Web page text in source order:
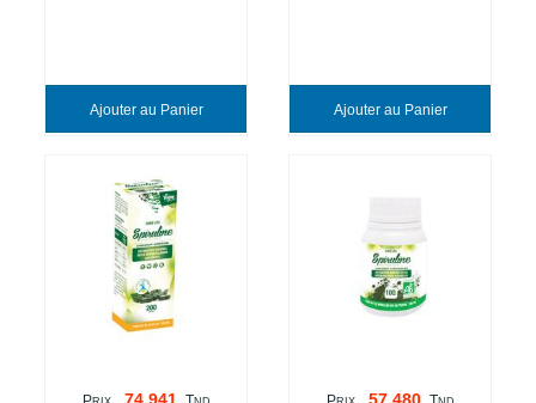
Ajouter au Panier Ajouter au Panier